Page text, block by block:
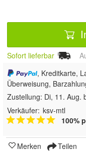
Sofort lieferbar
, Kreditkarte,
Überweisung,
Zustellung: Di, 11. Aug.
Verkäufer: ksv-mtl
100%
Merken Teilen